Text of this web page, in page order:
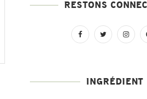
RESTONS
INGRÉDIENT